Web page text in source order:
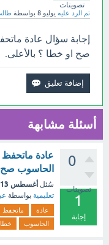
تصويتات
تم الرد عليه يوليو 8 بواسطة
إجابة سؤال عادة
صح او خطا ؟ بالأعلى.
أسئلة مشابهة
0
تصويتات
1
إجابة
عادة ماتحفظ
الحاسوب صح
سُئل أغسطس 13، 2025
تعليمية بواسطة
عادة ماتحفظ
الحاسوب
خطا